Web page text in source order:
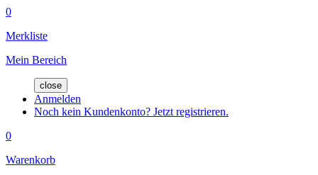
0
Merkliste
Mein Bereich
close
Anmelden
Noch kein Kundenkonto? Jetzt registrieren.
0
Warenkorb